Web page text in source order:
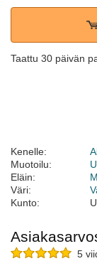
Taattu 30 päivän
Kenelle:
Muotoilu:
Eläin:
Väri:
Kunto:
5